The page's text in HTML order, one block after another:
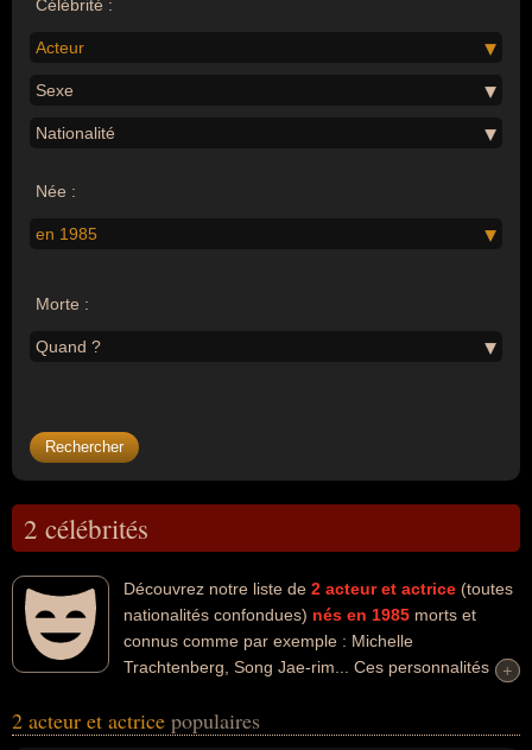
Célébrité :
Acteur
Sexe
Nationalité
Née :
en 1985
Morte :
Quand ?
2 célébrités
Découvrez notre liste de 2 acteur et actrice (toutes
nationalités confondues) nés en 1985 morts et
connus comme par exemple : Michelle
Trachtenberg, Song Jae-rim... Ces personnalités
charme, du cinéma, people, sexy, de la télévision ou de la mode.
+
+
2 acteur et actrice populaires